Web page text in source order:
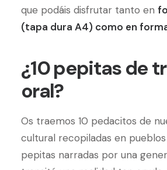
que podáis disfrutar tanto en
(tapa dura A4) como en
¿10 pepitas de
oral?
Os traemos 10 pedacitos de
cultural recopiladas en pueblos
pepitas narradas por una